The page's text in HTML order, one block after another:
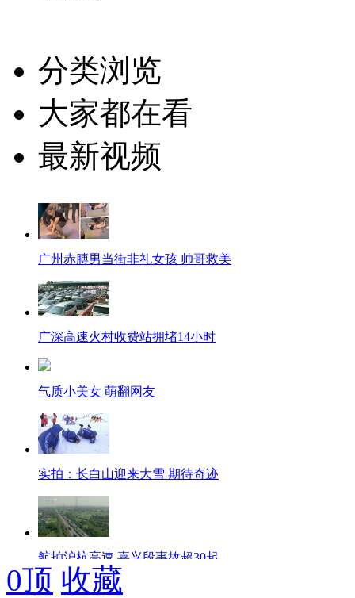
分类浏览
大家都在看
最新视频
广州赤膊男当街非礼女孩 帅哥救美
广深高速火村收费站拥堵14小时
气质小美女 萌翻网友
实拍：长白山迎来大雪 期待奇迹
航拍沪杭高速 嘉兴段事故超30起
0顶 收藏